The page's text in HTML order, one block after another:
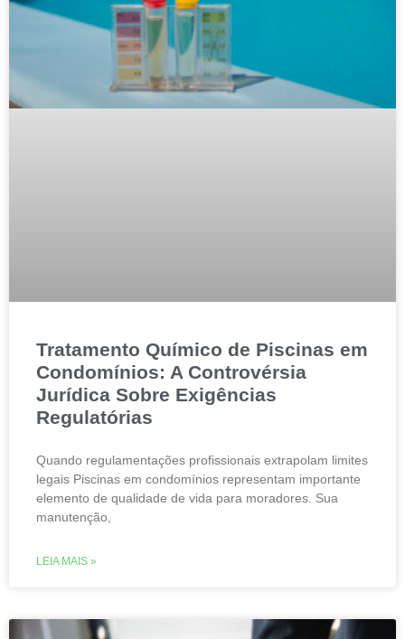
Tratamento Químico de Piscinas em
Condomínios: A Controvérsia
Jurídica Sobre Exigências
Regulatórias
Quando regulamentações profissionais extrapolam limites
legais Piscinas em condomínios representam importante
elemento de qualidade de vida para moradores. Sua
manutenção,
LEIA MAIS »